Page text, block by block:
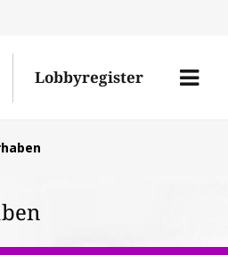
Lobbyregister
Menü